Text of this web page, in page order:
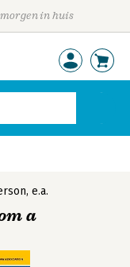
in huis
, e.a.
a